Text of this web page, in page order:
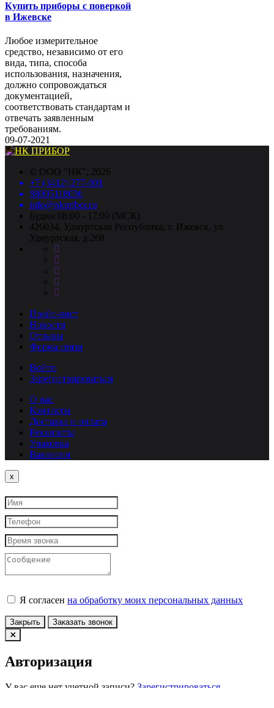
Купить приборы с поверкой
в Ижевске
Любое измерительное
средство, независимо от его
вида, типа, способа
использования, назначения,
должно сопровождаться
документацией,
соответствовать стандартам и
отвечать заявленным
требованиям.
09-07-2021
© ООО "НК", 2026
+7 (3412) 277-001
88005118036
info@nkpribor.ru
Будни 08:00 - 17:00 (МСК)
426034, Удмуртская Республика, г. Ижевск, ул.
Удмуртская, д.268
Прайс-лист
Новости
Отзывы
Форма связи
Войти
Зарегистрироваться
О нас
Контакты
Доставка и оплата
Реквизиты
Упаковка
Вакансии
x
Я согласен на обработку моих персональных данных
Закрыть Заказать звонок
Авторизация
У вас еще нет учетной записи? Зарегистрироваться